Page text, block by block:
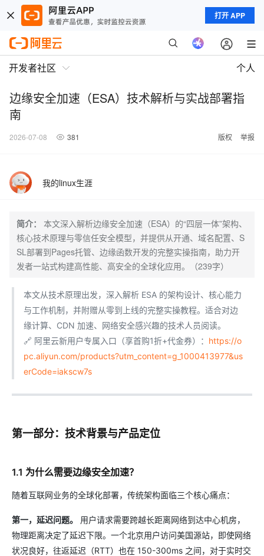
打开 APP
开发者社区 个人
边缘安全加速（ESA）技术解析与实战部署指
南
2026-07-08 381 版权 举报
我的linux生涯
简介：
本文深入解析边缘安全加速（ESA）的“四层一体”架构、
核心技术原理与零信任安全模型，并提供从开通、域名配置、S
SL部署到Pages托管、边缘函数开发的完整实操指南，助力开
发者一站式构建高性能、高安全的全球化应用。（239字）
本文从技术原理出发，深入解析 ESA 的架构设计、核心能力
与工作机制，并附赠从零到上线的完整实操教程。适合对边
缘计算、CDN 加速、网络安全感兴趣的技术人员阅读。
🔗 阿里云新用户专属入口（享首购1折+代金券）： https://o
pc.aliyun.com/products?utm_content=g_1000413977&us
erCode=iakscw7s
第一部分：技术背景与产品定位
1.1 为什么需要边缘安全加速？
随着互联网业务的全球化部署，传统架构面临三个核心痛点：
第一，延迟问题。
用户请求需要跨越长距离网络到达中心机房，
物理距离决定了延迟下限。一个北京用户访问美国源站，即使网络
状况良好，往返延迟（RTT）也在 150-300ms 之间，对于实时交